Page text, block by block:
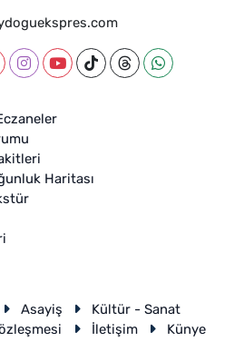
Haritası
Asayiş
Kültür - Sanat
İletişim Künye